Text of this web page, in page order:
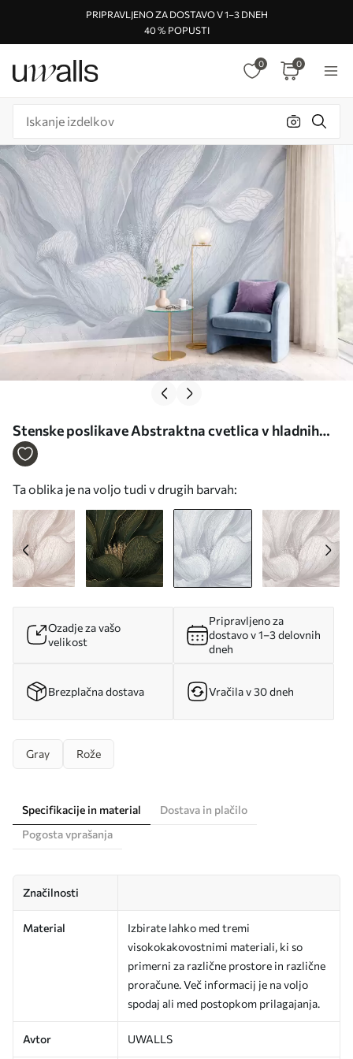
PRIPRAVLJENO ZA DOSTAVO V 1–3 DNEH
40 % POPUSTI
0 0
Stenske poslikave Abstraktna cvetlica v hladnih
modrih odtenkih Št. w05119v2
Ta oblika je na voljo tudi v drugih barvah:
Ozadje za vašo
velikost
Pripravljeno za
dostavo v 1–3 delovnih
dneh
Brezplačna dostava Vračila v 30 dneh
Gray Rože
Specifikacije in material
Dostava in plačilo
Pogosta vprašanja
Značilnosti
Material
Izbirate lahko med tremi
visokokakovostnimi materiali, ki so
primerni za različne prostore in različne
proračune. Več informacij je na voljo
spodaj ali med postopkom prilagajanja.
Avtor UWALLS